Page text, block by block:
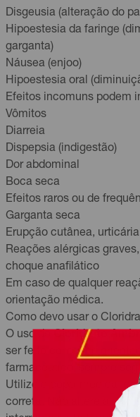
Disgeusia (alteração do
Hipoestesia da faringe
garganta)
Náusea (enjoo)
Hipoestesia oral
Efeitos incomuns podem
Vômitos
Diarreia
Dispepsia (indigestão)
Dor abdominal
Boca seca
Efeitos raros ou de
Garganta seca
Erupção cutânea, urticária
Reações alérgicas
choque anafilático
Em caso de qualquer
orientação médica.
Como devo usar o
O uso do
Cloridrato
ser feito conforme
farmacêutico, sempre
Utilize o copo-medida
correta. Não altere a dose